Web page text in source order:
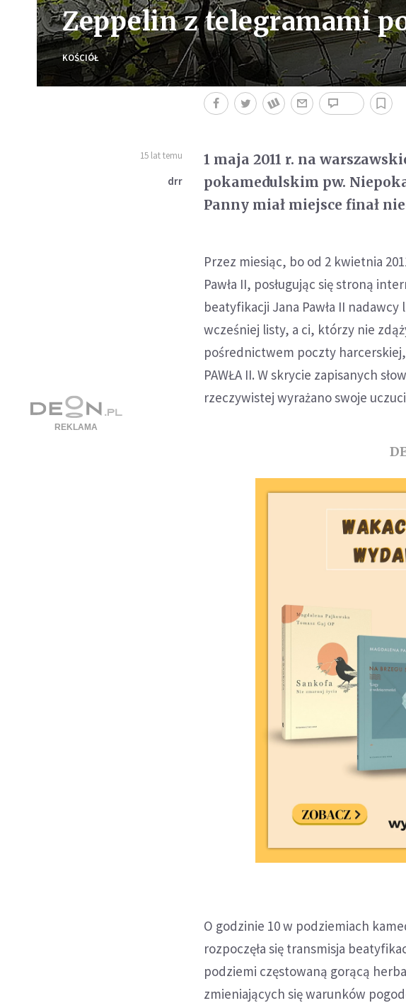
Zeppelin z telegramami
KOŚCIÓŁ
15 lat temu
drr
1 maja 2011 r. na
pokamedulskim pw.
Panny miał miejsce finał
Przez miesiąc, bo od 2 kwietnia
Pawła II, posługując się stroną
beatyfikacji Jana Pawła II
wcześniej listy, a ci, którzy nie
pośrednictwem poczty harcerskiej,
PAWŁA II. W skrycie zapisanych
rzeczywistej wyrażano swoje
O godzinie 10 w podziemiach
rozpoczęła się transmisja
podziemi częstowaną gorącą
zmieniających się warunków